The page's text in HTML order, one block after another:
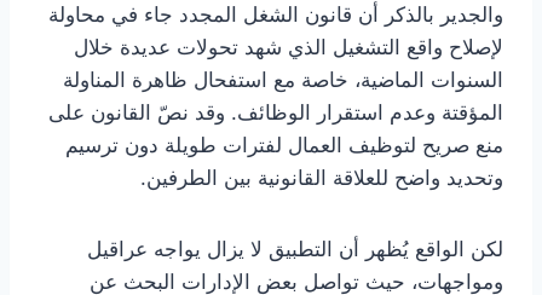
والجدير بالذكر أن قانون الشغل المجدد جاء في محاولة
لإصلاح واقع التشغيل الذي شهد تحولات عديدة خلال
السنوات الماضية، خاصة مع استفحال ظاهرة المناولة
المؤقتة وعدم استقرار الوظائف. وقد نصّ القانون على
منع صريح لتوظيف العمال لفترات طويلة دون ترسيم
وتحديد واضح للعلاقة القانونية بين الطرفين.
لكن الواقع يُظهر أن التطبيق لا يزال يواجه عراقيل
ومواجهات، حيث تواصل بعض الإدارات البحث عن